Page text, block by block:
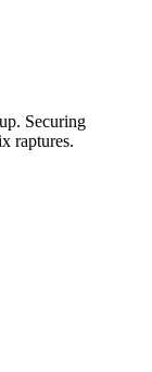
Securing
raptures.